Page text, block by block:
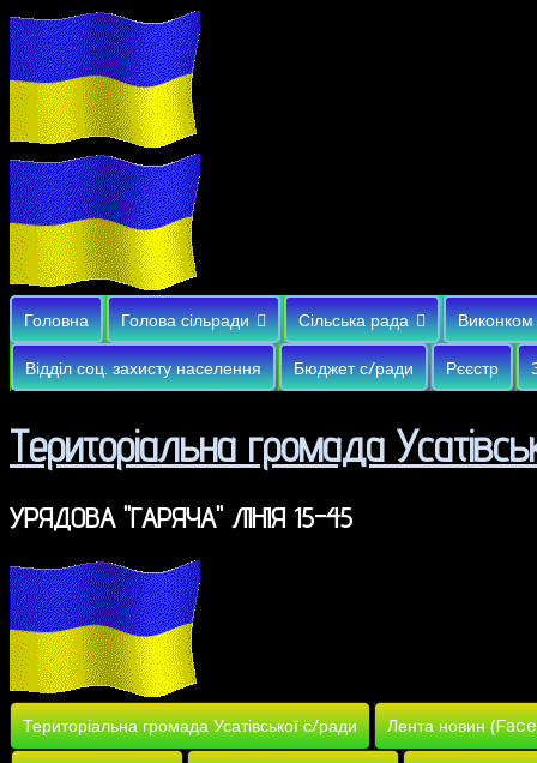
Головна Голова сільради Сільська рада Виконком
Відділ соц. захисту населення Бюджет с/ради Рєєстр
Територіальна громада
УРЯДОВА "ГАРЯЧА" ЛІНІЯ 15-45
Територіальна громада Усатівської с/ради Лента новин